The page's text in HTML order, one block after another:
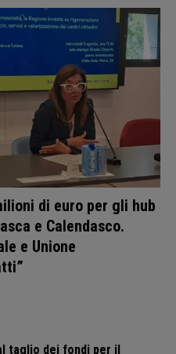
di euro per gli hub
e Calendasco.
e Unione
taglio dei fondi per il